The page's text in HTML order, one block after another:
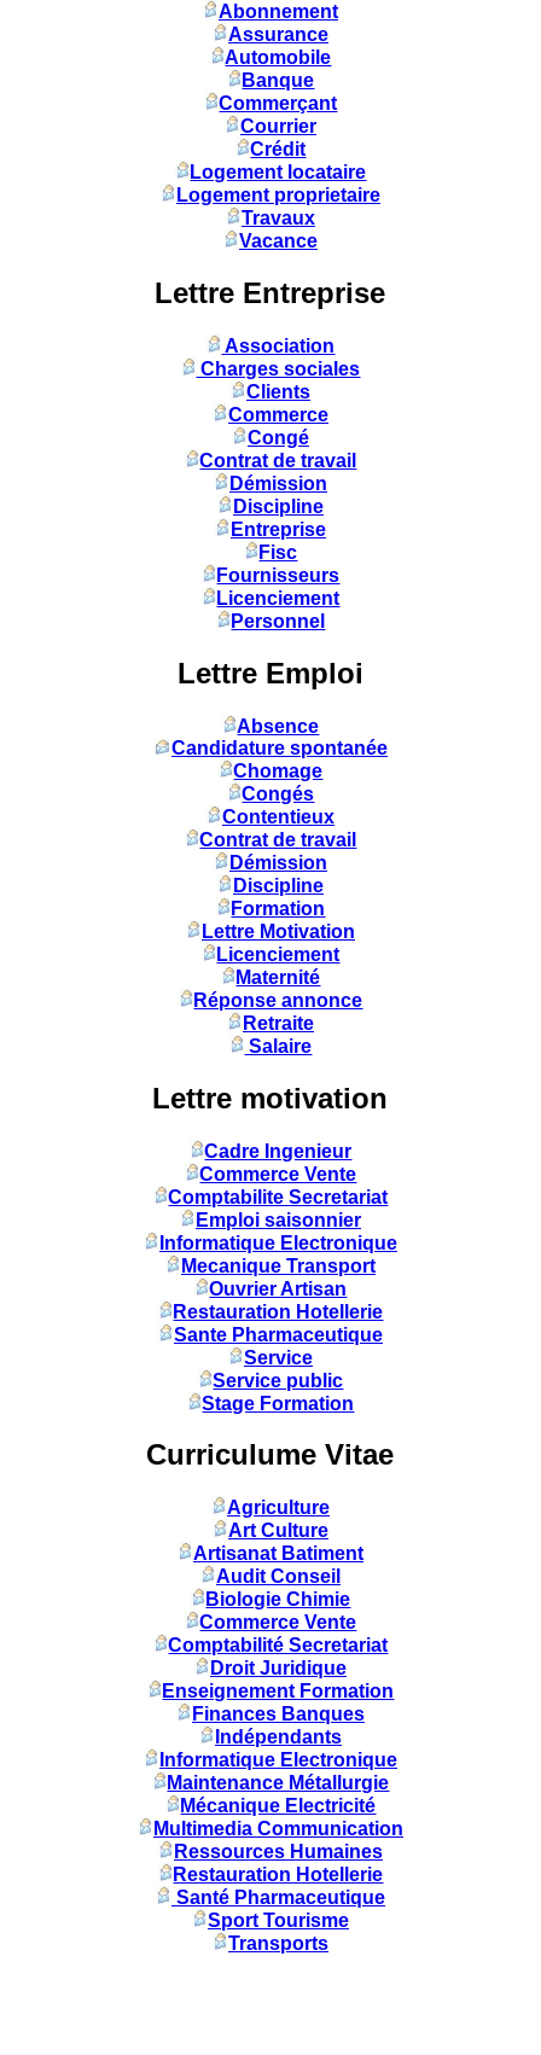
Abonnement
Assurance
Automobile
Banque
Commerçant
Courrier
Crédit
Logement locataire
Logement proprietaire
Travaux
Vacance
Lettre Entreprise
Association
Charges sociales
Clients
Commerce
Congé
Contrat de travail
Démission
Discipline
Entreprise
Fisc
Fournisseurs
Licenciement
Personnel
Lettre Emploi
Absence
Candidature spontanée
Chomage
Congés
Contentieux
Contrat de travail
Démission
Discipline
Formation
Lettre Motivation
Licenciement
Maternité
Réponse annonce
Retraite
Salaire
Lettre motivation
Cadre Ingenieur
Commerce Vente
Comptabilite Secretariat
Emploi saisonnier
Informatique Electronique
Mecanique Transport
Ouvrier Artisan
Restauration Hotellerie
Sante Pharmaceutique
Service
Service public
Stage Formation
Curriculume Vitae
Agriculture
Art Culture
Artisanat Batiment
Audit Conseil
Biologie Chimie
Commerce Vente
Comptabilité Secretariat
Droit Juridique
Enseignement Formation
Finances Banques
Indépendants
Informatique Electronique
Maintenance Métallurgie
Mécanique Electricité
Multimedia Communication
Ressources Humaines
Restauration Hotellerie
Santé Pharmaceutique
Sport Tourisme
Transports